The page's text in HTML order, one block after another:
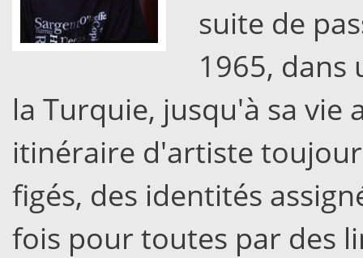
suite de
1965, dans
la Turquie, jusqu'à sa vie
itinéraire d'artiste
figés, des identités
fois pour toutes par des